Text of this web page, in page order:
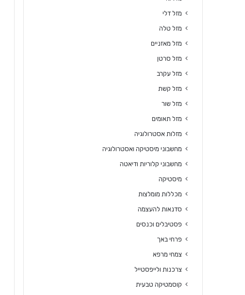
מזל דלי
מזל טלה
מזל מאזניים
מזל סרטן
מזל עקרב
מזל קשת
מזל שור
מזל תאומים
מזלות אסטרולוגיה
מחשבוני מיסטיקה ואסטרולוגיה
מחשבוני קלוריות ודיאטה
מיסטיקה
מכללות מומלצות
סדנאות להעצמה
פסטיבלים וכנסים
פרחי באך
צמחי מרפא
צרכנות ולייפסטייל
קוסמטיקה טבעית